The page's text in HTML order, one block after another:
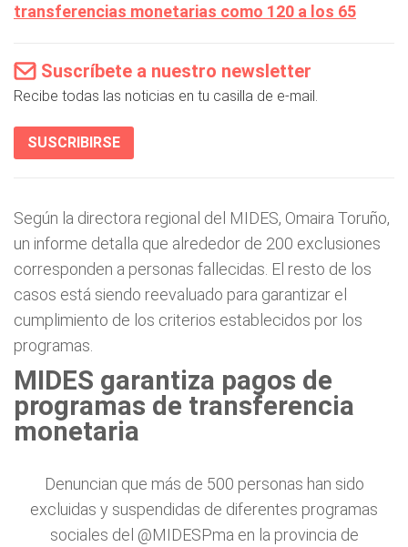
transferencias monetarias como 120 a los 65
Suscríbete a nuestro newsletter
Recibe todas las noticias en tu casilla de e-mail.
SUSCRIBIRSE
Según la directora regional del MIDES, Omaira Toruño,
un informe detalla que alrededor de 200 exclusiones
corresponden a personas fallecidas. El resto de los
casos está siendo reevaluado para garantizar el
cumplimiento de los criterios establecidos por los
programas.
MIDES garantiza pagos de
programas de transferencia
monetaria
Denuncian que más de 500 personas han sido
excluidas y suspendidas de diferentes programas
sociales del @MIDESPma en la provincia de